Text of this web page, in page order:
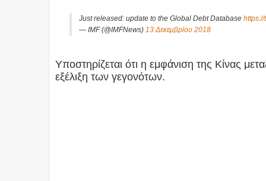
Just released: update to the Global Debt Database
— IMF (@IMFNews) 13 Δεκεμβρίου 2018
Υποστηρίζεται ότι η εμφάνιση της Κίνας
εξέλιξη των γεγονότων.